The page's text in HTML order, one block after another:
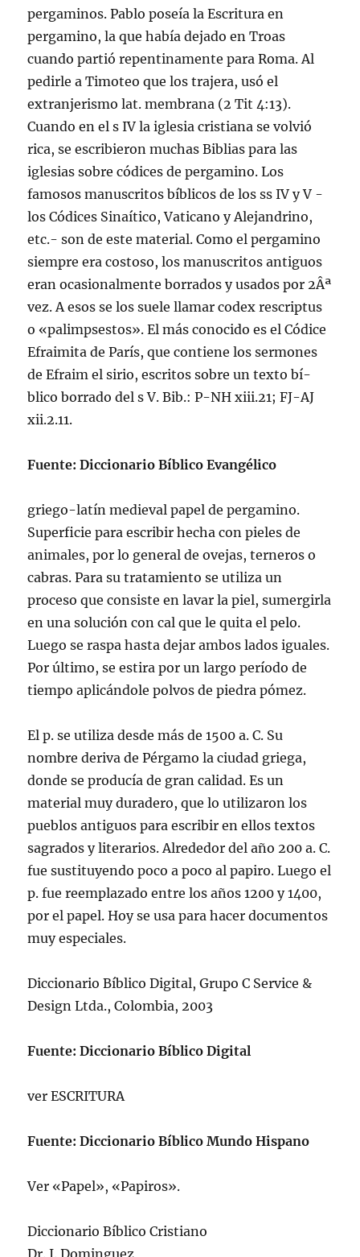
pergaminos. Pablo poseí­a la Escritura en
pergamino, la que habí­a dejado en Troas
cuando partió repentinamente para Roma. Al
pedirle a Timoteo que los trajera, usó el
extranjerismo lat. membrana (2 Tit 4:13).
Cuando en el s IV la iglesia cristiana se volvió
rica, se escribieron muchas Biblias para las
iglesias sobre códices de pergamino. Los
famosos manuscritos bí­blicos de los ss IV y V -
los Códices Sinaí­tico, Vaticano y Alejandrino,
etc.- son de este material. Como el pergamino
siempre era costoso, los manuscritos antiguos
eran ocasionalmente borrados y usados por 2Âª
vez. A esos se los suele llamar codex rescriptus
o «palimpsestos». El más conocido es el Códice
Efraimita de Parí­s, que contiene los sermones
de Efraim el sirio, escritos sobre un texto bí­
blico borrado del s V. Bib.: P-NH xiii.21; FJ-AJ
xii.2.11.
Fuente: Diccionario Bíblico Evangélico
griego-latí­n medieval papel de pergamino.
Superficie para escribir hecha con pieles de
animales, por lo general de ovejas, terneros o
cabras. Para su tratamiento se utiliza un
proceso que consiste en lavar la piel, sumergirla
en una solución con cal que le quita el pelo.
Luego se raspa hasta dejar ambos lados iguales.
Por último, se estira por un largo perí­odo de
tiempo aplicándole polvos de piedra pómez.
El p. se utiliza desde más de 1500 a. C. Su
nombre deriva de Pérgamo la ciudad griega,
donde se producí­a de gran calidad. Es un
material muy duradero, que lo utilizaron los
pueblos antiguos para escribir en ellos textos
sagrados y literarios. Alrededor del año 200 a. C.
fue sustituyendo poco a poco al papiro. Luego el
p. fue reemplazado entre los años 1200 y 1400,
por el papel. Hoy se usa para hacer documentos
muy especiales.
Diccionario Bí­blico Digital, Grupo C Service &
Design Ltda., Colombia, 2003
Fuente: Diccionario Bíblico Digital
ver ESCRITURA
Fuente: Diccionario Bíblico Mundo Hispano
Ver «Papel», «Papiros».
Diccionario Bí­blico Cristiano
Dr. J. Dominguez